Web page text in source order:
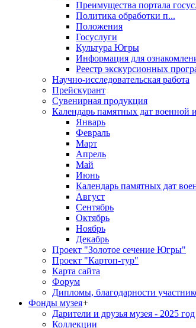
Преимущества портала
Политика обработки п...
Положения
Госуслуги
Культура Югры
Информация для
Реестр экскурсионных
Научно-исследовательская работа
Прейскурант
Сувенирная продукция
Календарь памятных дат военной
Январь
Февраль
Март
Апрель
Май
Июнь
Календарь памятных дат
Август
Сентябрь
Октябрь
Ноябрь
Декабрь
Проект "Золотое сечение Югры"
Проект "Картоп-тур"
Карта сайта
Форум
Дипломы, благодарности
Фонды музея+
Дарители и друзья музея - 2025 год
Коллекции